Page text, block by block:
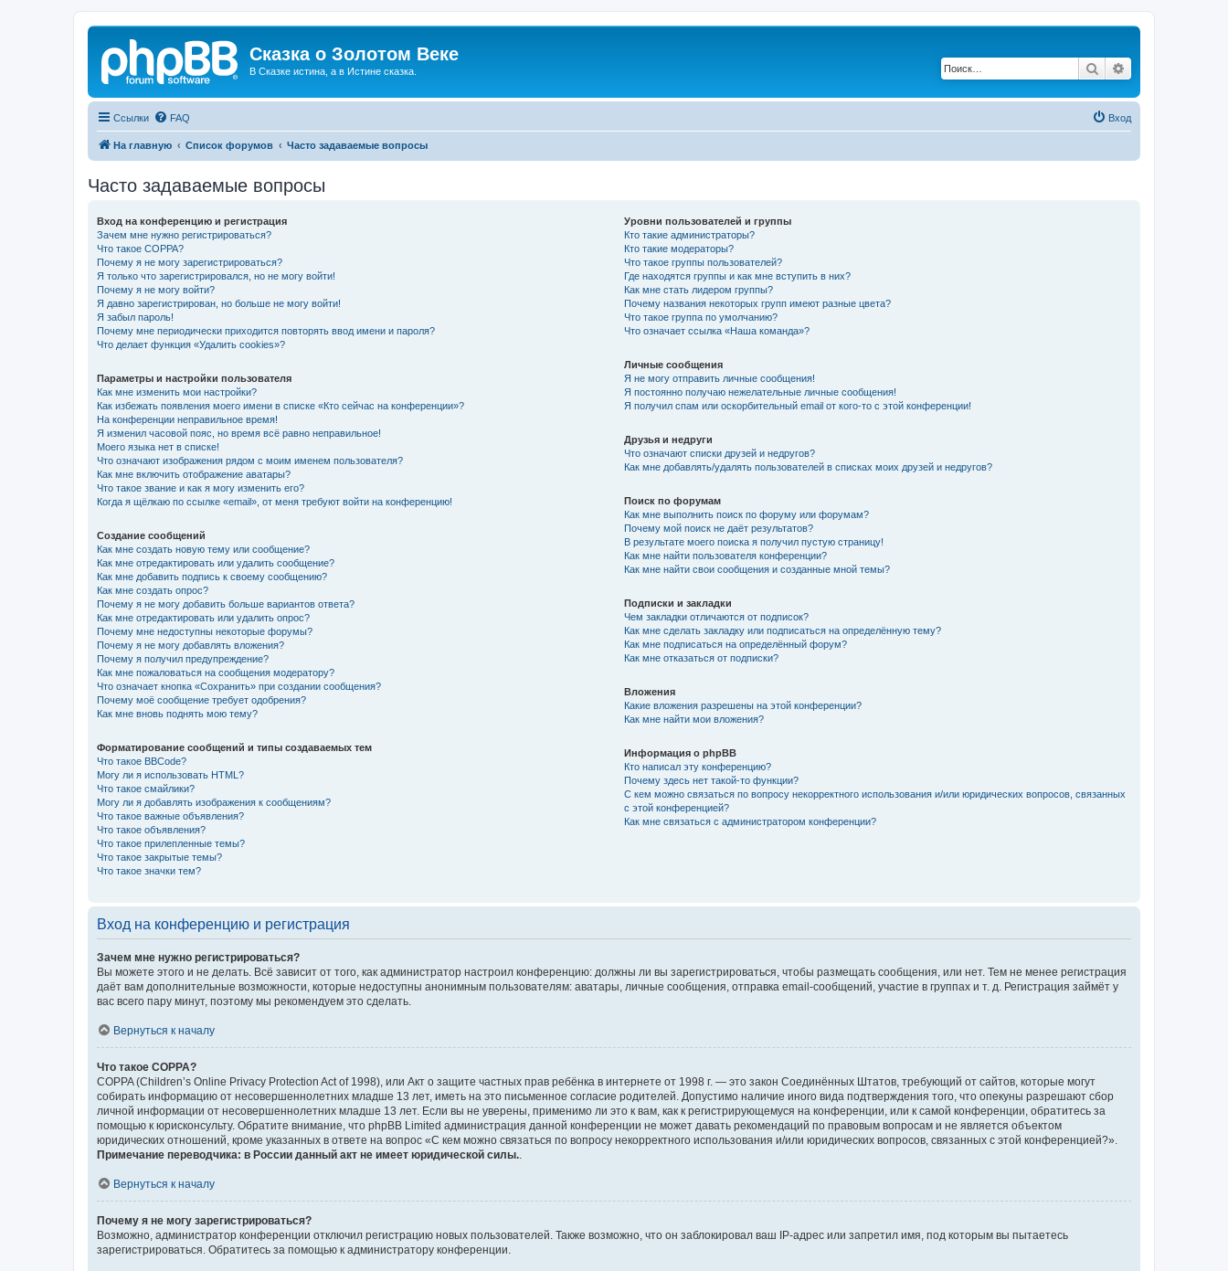
Сказка о Золотом Веке
В Сказке истина, а в Истине сказка. Поиск
Ссылки FAQ Вход
На главную Список форумов Часто задаваемые вопросы
Часто задаваемые вопросы
Вход на конференцию и регистрация
Зачем мне нужно регистрироваться?
Что такое COPPA?
Почему я не могу зарегистрироваться?
Я только что зарегистрировался, но не могу войти!
Почему я не могу войти?
Я давно зарегистрирован, но больше не могу войти!
Я забыл пароль!
Почему мне периодически приходится повторять ввод имени и пароля?
Что делает функция «Удалить cookies»?
Параметры и настройки пользователя
Как мне изменить мои настройки?
Как избежать появления моего имени в списке «Кто сейчас на конференции»?
На конференции неправильное время!
Я изменил часовой пояс, но время всё равно неправильное!
Моего языка нет в списке!
Что означают изображения рядом с моим именем пользователя?
Как мне включить отображение аватары?
Что такое звание и как я могу изменить его?
Когда я щёлкаю по ссылке «email», от меня требуют войти на конференцию!
Создание сообщений
Как мне создать новую тему или сообщение?
Как мне отредактировать или удалить сообщение?
Как мне добавить подпись к своему сообщению?
Как мне создать опрос?
Почему я не могу добавить больше вариантов ответа?
Как мне отредактировать или удалить опрос?
Почему мне недоступны некоторые форумы?
Почему я не могу добавлять вложения?
Почему я получил предупреждение?
Как мне пожаловаться на сообщения модератору?
Что означает кнопка «Сохранить» при создании сообщения?
Почему моё сообщение требует одобрения?
Как мне вновь поднять мою тему?
Форматирование сообщений и типы создаваемых тем
Что такое BBCode?
Могу ли я использовать HTML?
Что такое смайлики?
Могу ли я добавлять изображения к сообщениям?
Что такое важные объявления?
Что такое объявления?
Что такое прилепленные темы?
Что такое закрытые темы?
Что такое значки тем?
Уровни пользователей и группы
Кто такие администраторы?
Кто такие модераторы?
Что такое группы пользователей?
Где находятся группы и как мне вступить в них?
Как мне стать лидером группы?
Почему названия некоторых групп имеют разные цвета?
Что такое группа по умолчанию?
Что означает ссылка «Наша команда»?
Личные сообщения
Я не могу отправить личные сообщения!
Я постоянно получаю нежелательные личные сообщения!
Я получил спам или оскорбительный email от кого-то с этой конференции!
Друзья и недруги
Что означают списки друзей и недругов?
Как мне добавлять/удалять пользователей в списках моих друзей и недругов?
Поиск по форумам
Как мне выполнить поиск по форуму или форумам?
Почему мой поиск не даёт результатов?
В результате моего поиска я получил пустую страницу!
Как мне найти пользователя конференции?
Как мне найти свои сообщения и созданные мной темы?
Подписки и закладки
Чем закладки отличаются от подписок?
Как мне сделать закладку или подписаться на определённую тему?
Как мне подписаться на определённый форум?
Как мне отказаться от подписки?
Вложения
Какие вложения разрешены на этой конференции?
Как мне найти мои вложения?
Информация о phpBB
Кто написал эту конференцию?
Почему здесь нет такой-то функции?
С кем можно связаться по вопросу некорректного использования и/или юридических вопросов, связанных
с этой конференцией?
Как мне связаться с администратором конференции?
Вход на конференцию и регистрация
Зачем мне нужно регистрироваться?
Вы можете этого и не делать. Всё зависит от того, как администратор настроил конференцию: должны ли вы зарегистрироваться, чтобы размещать сообщения, или нет. Тем не менее регистрация
даёт вам дополнительные возможности, которые недоступны анонимным пользователям: аватары, личные сообщения, отправка email-сообщений, участие в группах и т. д. Регистрация займёт у
вас всего пару минут, поэтому мы рекомендуем это сделать.
Вернуться к началу
Что такое COPPA?
COPPA (Children’s Online Privacy Protection Act of 1998), или Акт о защите частных прав ребёнка в интернете от 1998 г. — это закон Соединённых Штатов, требующий от сайтов, которые могут
собирать информацию от несовершеннолетних младше 13 лет, иметь на это письменное согласие родителей. Допустимо наличие иного вида подтверждения того, что опекуны разрешают сбор
личной информации от несовершеннолетних младше 13 лет. Если вы не уверены, применимо ли это к вам, как к регистрирующемуся на конференции, или к самой конференции, обратитесь за
помощью к юрисконсульту. Обратите внимание, что phpBB Limited администрация данной конференции не может давать рекомендаций по правовым вопросам и не является объектом
юридических отношений, кроме указанных в ответе на вопрос «С кем можно связаться по вопросу некорректного использования и/или юридических вопросов, связанных с этой конференцией?».
Примечание переводчика: в России данный акт не имеет юридической силы.
Вернуться к началу
Почему я не могу зарегистрироваться?
Возможно, администратор конференции отключил регистрацию новых пользователей. Также возможно, что он заблокировал ваш IP-адрес или запретил имя, под которым вы пытаетесь
зарегистрироваться. Обратитесь за помощью к администратору конференции.